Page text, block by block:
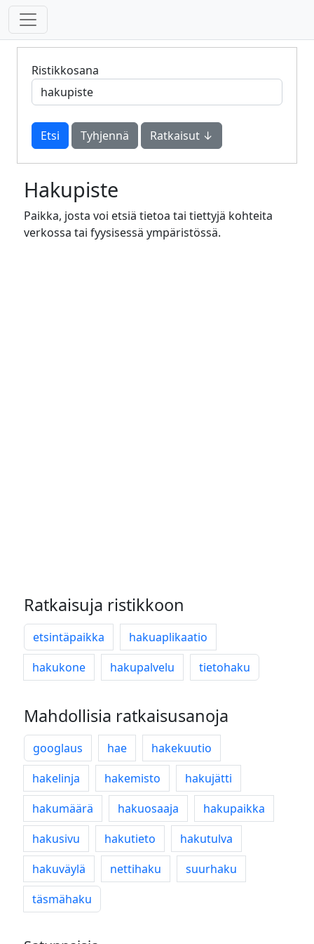
Ristikkosana
Tyhjennä Ratkaisut ↓
Hakupiste
Paikka, josta voi etsiä tietoa tai tiettyjä kohteita
verkossa tai fyysisessä ympäristössä.
Ratkaisuja ristikkoon
etsintäpaikka
hakuaplikaatio
hakukone
hakupalvelu tietohaku
Mahdollisia ratkaisusanoja
googlaus hae
hakekuutio
hakelinja
hakemisto
hakujätti
hakumäärä
hakuosaaja
hakupaikka
hakusivu
hakutieto
hakutulva
hakuväylä
nettihaku
suurhaku
täsmähaku